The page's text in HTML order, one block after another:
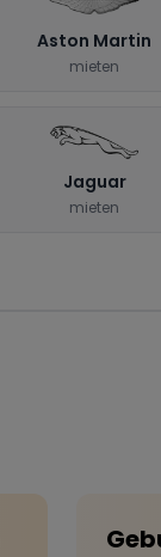
Aston Martin
mieten
Jaguar
mieten